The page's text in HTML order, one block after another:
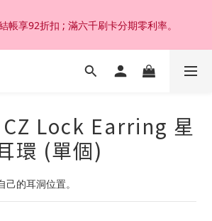
帳享92折扣 ; 滿六千刷卡分期零利率。
帳享92折扣 ; 滿六千刷卡分期零利率。
18K金，非鍍金非注金；洗澡，運動(汗
帳享92折扣 ; 滿六千刷卡分期零利率。
Lock Earring 星
環 (單個)
的耳洞位置。